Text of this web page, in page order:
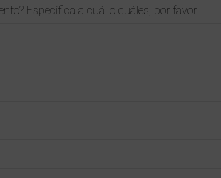
Específica a cuál o cuáles, por favor.